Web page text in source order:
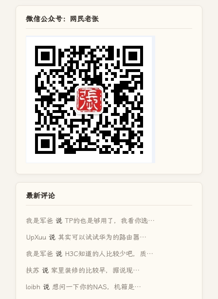
微信公众号：网民老张
最新评论
我是军爸 说 TP的也是够用了，我看你选…
UpXuu 说 其实可以试试华为的路由器…
我是军爸 说 H3C知道的人比较少吧，质…
扶苏 说 家里装修的比较早，据说现…
loibh 说 想问一下你的NAS，机箱是…